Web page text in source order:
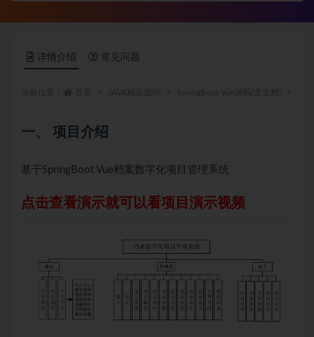
详情介绍 常见问题
一、 项目介绍
基于SpringBoot Vue档案数字化项目管理系统
点击查看演示就可以看项目演示视频